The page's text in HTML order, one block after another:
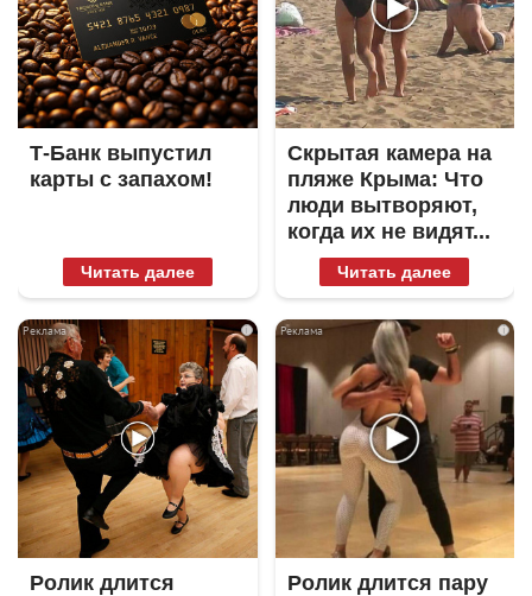
Т-Банк выпустил
карты с запахом!
Читать далее
Скрытая камера на
пляже Крыма: Что
люди вытворяют,
когда их не видят...
Читать далее
i
Ролик длится
i
Ролик длится пару